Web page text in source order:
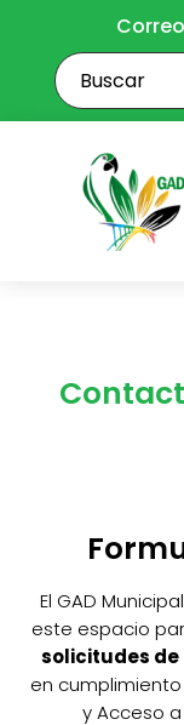
El GAD
este espacio
solicitudes
en
y Acceso a